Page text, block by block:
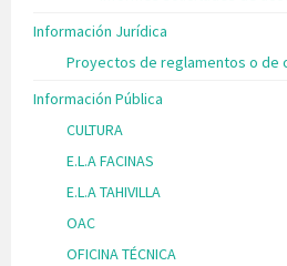
Información Jurídica
Proyectos de reglamentos o de
Información Pública
CULTURA
E.L.A FACINAS
E.L.A TAHIVILLA
OAC
OFICINA TÉCNICA